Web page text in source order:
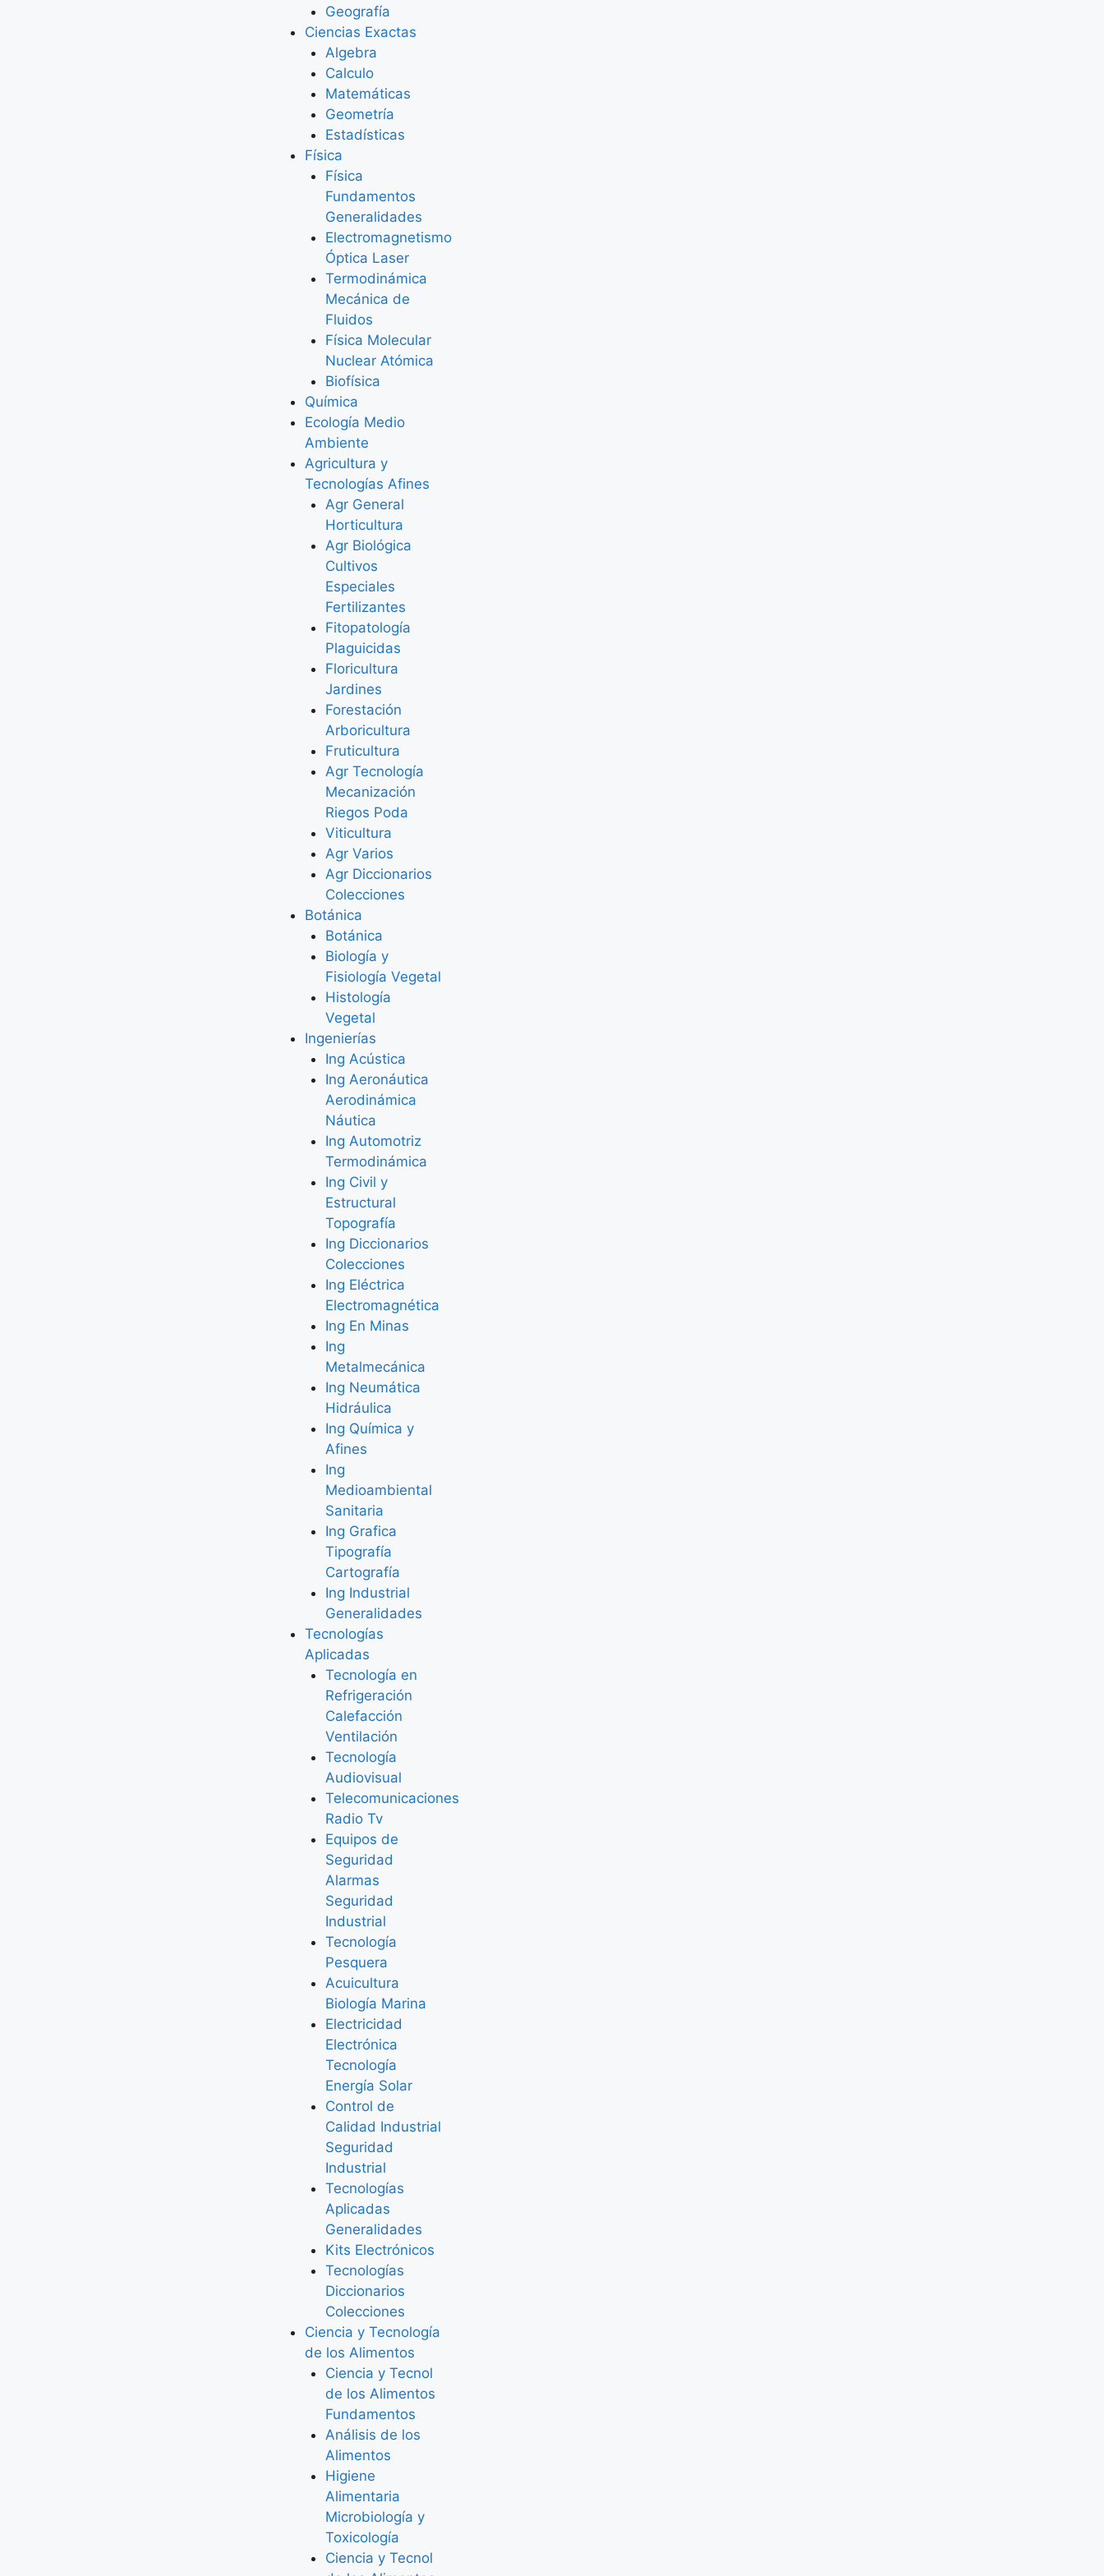
Geografía
Ciencias Exactas
Algebra
Calculo
Matemáticas
Geometría
Estadísticas
Física
Física
Fundamentos
Generalidades
Electromagnetismo
Óptica Laser
Termodinámica
Mecánica de
Fluidos
Física Molecular
Nuclear Atómica
Biofísica
Química
Ecología Medio
Ambiente
Agricultura y
Tecnologías Afines
Agr General
Horticultura
Agr Biológica
Cultivos
Especiales
Fertilizantes
Fitopatología
Plaguicidas
Floricultura
Jardines
Forestación
Arboricultura
Fruticultura
Agr Tecnología
Mecanización
Riegos Poda
Viticultura
Agr Varios
Agr Diccionarios
Colecciones
Botánica
Botánica
Biología y
Fisiología Vegetal
Histología
Vegetal
Ingenierías
Ing Acústica
Ing Aeronáutica
Aerodinámica
Náutica
Ing Automotriz
Termodinámica
Ing Civil y
Estructural
Topografía
Ing Diccionarios
Colecciones
Ing Eléctrica
Electromagnética
Ing En Minas
Ing
Metalmecánica
Ing Neumática
Hidráulica
Ing Química y
Afines
Ing
Medioambiental
Sanitaria
Ing Grafica
Tipografía
Cartografía
Ing Industrial
Generalidades
Tecnologías
Aplicadas
Tecnología en
Refrigeración
Calefacción
Ventilación
Tecnología
Audiovisual
Telecomunicaciones
Radio Tv
Equipos de
Seguridad
Alarmas
Seguridad
Industrial
Tecnología
Pesquera
Acuicultura
Biología Marina
Electricidad
Electrónica
Tecnología
Energía Solar
Control de
Calidad Industrial
Seguridad
Industrial
Tecnologías
Aplicadas
Generalidades
Kits Electrónicos
Tecnologías
Diccionarios
Colecciones
Ciencia y Tecnología
de los Alimentos
Ciencia y Tecnol
de los Alimentos
Fundamentos
Análisis de los
Alimentos
Higiene
Alimentaria
Microbiología y
Toxicología
Ciencia y Tecnol